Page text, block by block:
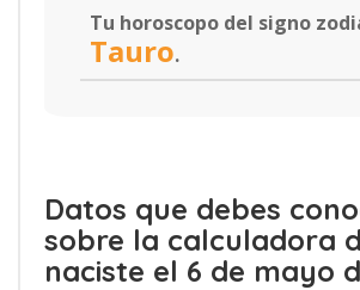
Tu horoscopo del signo
Tauro.
Datos que debes
sobre la calculadora
naciste el 6 de mayo